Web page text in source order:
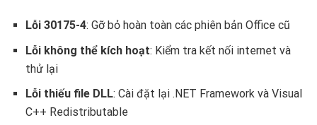
Lỗi 30175-4: Gỡ bỏ hoàn toàn các phiên bản Office cũ
Lỗi không thể kích hoạt: Kiểm tra kết nối internet và
thử lại
Lỗi thiếu file DLL: Cài đặt lại .NET Framework và Visual
C++ Redistributable